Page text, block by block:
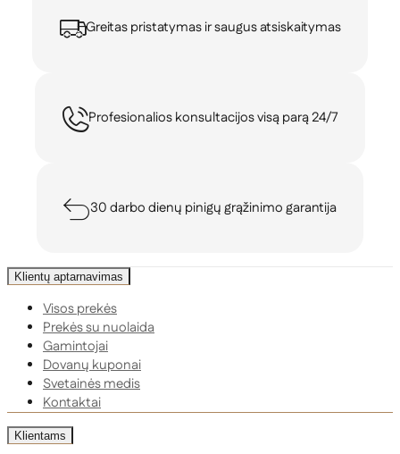
Greitas pristatymas ir saugus atsiskaitymas
Profesionalios konsultacijos visą parą 24/7
30 darbo dienų pinigų grąžinimo garantija
Klientų aptarnavimas
Visos prekės
Prekės su nuolaida
Gamintojai
Dovanų kuponai
Svetainės medis
Kontaktai
Klientams